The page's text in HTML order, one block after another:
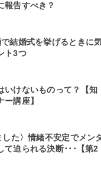
報告すべき？
で結婚式を挙げるときに
ト3つ
いけないものって？【知
講座】
した〉情緒不安定でメン
て迫られる決断･･･【第2